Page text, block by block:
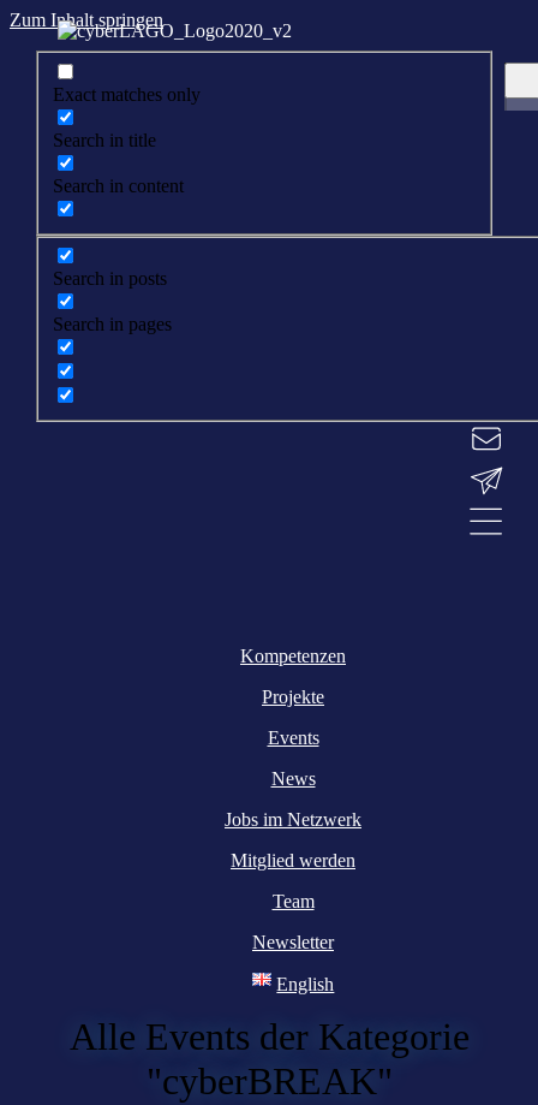
Zum Inhalt springen
Exact matches only
Search in title
Search in content
Search in posts
Search in pages
Kompetenzen
Projekte
Events
News
Jobs im Netzwerk
Mitglied werden
Team
Newsletter
English
Alle Events der Kategorie
"cyberBREAK"